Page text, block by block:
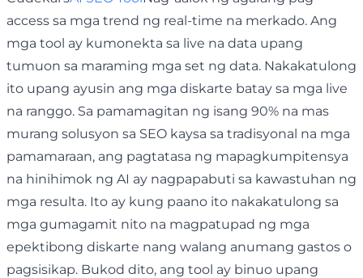
access sa mga trend ng real-time na merkado. Ang
mga tool ay kumonekta sa live na data upang
tumuon sa maraming mga set ng data. Nakakatulong
ito upang ayusin ang mga diskarte batay sa mga live
na ranggo. Sa pamamagitan ng isang 90% na mas
murang solusyon sa SEO kaysa sa tradisyonal na mga
pamamaraan, ang pagtatasa ng mapagkumpitensya
na hinihimok ng AI ay nagpapabuti sa kawastuhan ng
mga resulta. Ito ay kung paano ito nakakatulong sa
mga gumagamit nito na magpatupad ng mga
epektibong diskarte nang walang anumang gastos o
pagsisikap. Bukod dito, ang tool ay binuo upang